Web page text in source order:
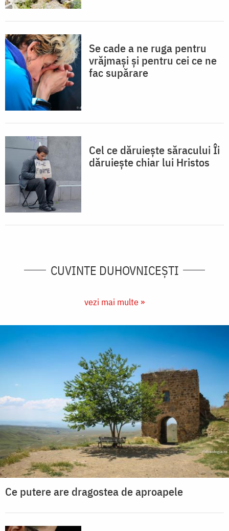
Se cade a ne ruga pentru
vrăjmași și pentru cei ce ne
fac supărare
Cel ce dăruiește săracului Îi
dăruiește chiar lui Hristos
CUVINTE DUHOVNICEȘTI
vezi mai multe »
Ce putere are dragostea de aproapele